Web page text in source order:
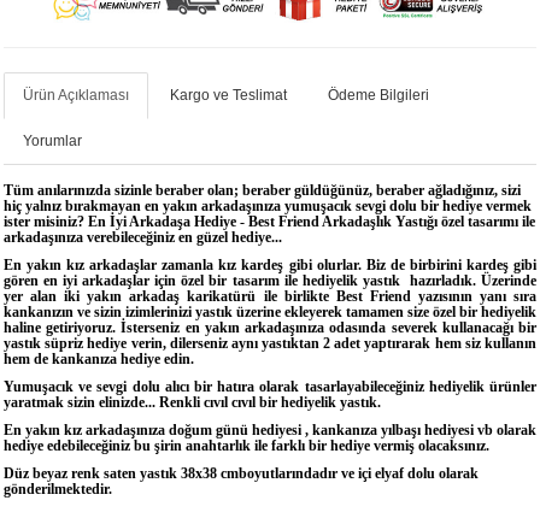
Ürün Açıklaması Kargo ve Teslimat Ödeme Bilgileri
Yorumlar
Tüm anılarınızda sizinle beraber olan; beraber güldüğünüz, beraber ağladığınız, sizi
hiç yalnız bırakmayan en yakın arkadaşınıza yumuşacık sevgi dolu bir hediye vermek
ister misiniz? En İyi Arkadaşa Hediye - Best Friend Arkadaşlık Yastığı özel tasarımı ile
arkadaşınıza verebileceğiniz en güzel hediye...
En yakın kız arkadaşlar zamanla kız kardeş gibi olurlar. Biz de birbirini kardeş gibi
gören en iyi arkadaşlar için özel bir tasarım ile hediyelik yastık hazırladık. Üzerinde
yer alan iki yakın arkadaş karikatürü ile birlikte Best Friend yazısının yanı sıra
kankanızın ve sizin izimlerinizi yastık üzerine ekleyerek tamamen size özel bir hediyelik
haline getiriyoruz. İsterseniz en yakın arkadaşınıza odasında severek kullanacağı bir
yastık süpriz hediye verin, dilerseniz aynı yastıktan 2 adet yaptırarak hem siz kullanın
hem de kankanıza hediye edin.
Yumuşacık ve sevgi dolu alıcı bir hatıra olarak tasarlayabileceğiniz hediyelik ürünler
yaratmak sizin elinizde... Renkli cıvıl cıvıl bir hediyelik yastık.
En yakın kız arkadaşınıza doğum günü hediyesi , kankanıza yılbaşı hediyesi vb olarak
hediye edebileceğiniz bu şirin anahtarlık ile farklı bir hediye vermiş olacaksınız.
Düz beyaz renk saten yastık 38x38 cmboyutlarındadır ve içi elyaf dolu olarak
gönderilmektedir.